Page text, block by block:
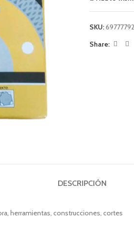
SKU:
Share:
DESCRIPCIÓN
herramientas, construcciones, cortes